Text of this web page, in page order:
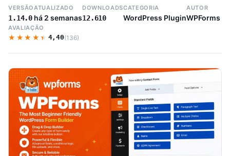
VERSÃO
1.14.0
ATUALIZADO
há 2 semanas
DOWNLOADS
12.610
CATEGORIA
WordPress Plugin
AUTOR
WPForms
AVALIAÇÃO
★★★★★
★★★★★ 4,40(136)